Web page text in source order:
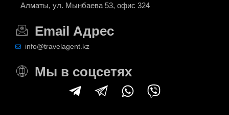
Алматы, ул. Мынбаева 53, офис 324
Email Адрес
info@travelagent.kz
Мы в соцсетях